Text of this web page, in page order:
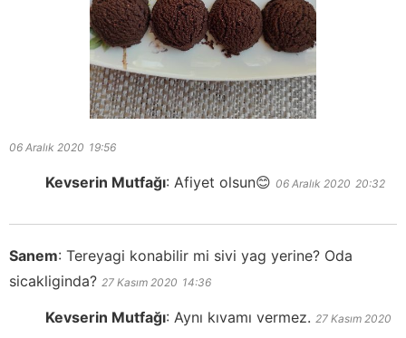
06 Aralık 2020 19:56
Kevserin Mutfağı: Afiyet olsun😊 06 Aralık 2020 20:32
Sanem: Tereyagi konabilir mi sivi yag yerine? Oda
sicakliginda? 27 Kasım 2020 14:36
Kevserin Mutfağı: Aynı kıvamı vermez. 27 Kasım 2020